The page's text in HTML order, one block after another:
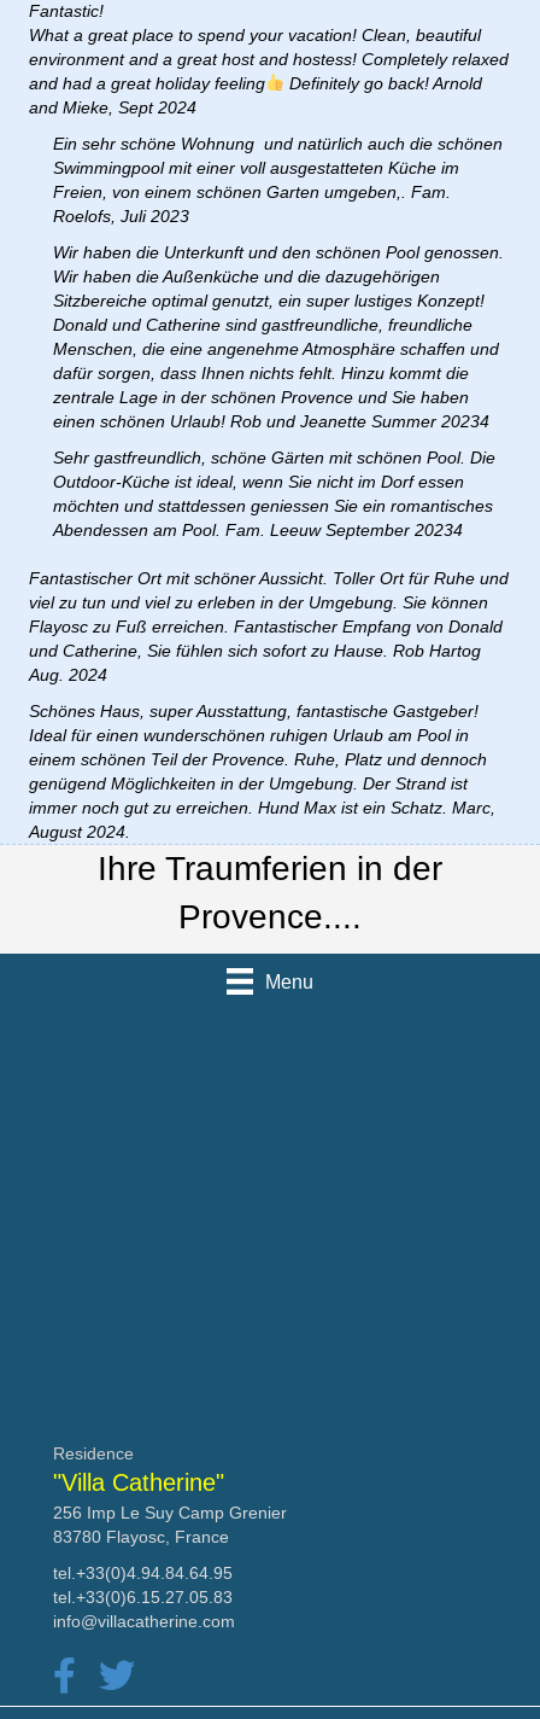
Fantastic!
What a great place to spend your vacation! Clean, beautiful
environment and a great host and hostess! Completely relaxed
and had a great holiday feeling
Definitely go back! Arnold
and Mieke, Sept 2024
Ein sehr schöne Wohnung und natürlich auch die schönen
Swimmingpool mit einer voll ausgestatteten Küche im
Freien, von einem schönen Garten umgeben,. Fam.
Roelofs, Juli 2023
Wir haben die Unterkunft und den schönen Pool genossen.
Wir haben die Außenküche und die dazugehörigen
Sitzbereiche optimal genutzt, ein super lustiges Konzept!
Donald und Catherine sind gastfreundliche, freundliche
Menschen, die eine angenehme Atmosphäre schaffen und
dafür sorgen, dass Ihnen nichts fehlt. Hinzu kommt die
zentrale Lage in der schönen Provence und Sie haben
einen schönen Urlaub! Rob und Jeanette Summer 20234
Sehr gastfreundlich, schöne Gärten mit schönen Pool. Die
Outdoor-Küche ist ideal, wenn Sie nicht im Dorf essen
möchten und stattdessen geniessen Sie ein romantisches
Abendessen am Pool. Fam. Leeuw September 20234
Fantastischer Ort mit schöner Aussicht. Toller Ort für Ruhe und
viel zu tun und viel zu erleben in der Umgebung. Sie können
Flayosc zu Fuß erreichen. Fantastischer Empfang von Donald
und Catherine, Sie fühlen sich sofort zu Hause. Rob Hartog
Aug. 2024
Schönes Haus, super Ausstattung, fantastische Gastgeber!
Ideal für einen wunderschönen ruhigen Urlaub am Pool in
einem schönen Teil der Provence. Ruhe, Platz und dennoch
genügend Möglichkeiten in der Umgebung. Der Strand ist
immer noch gut zu erreichen. Hund Max ist ein Schatz. Marc,
August 2024.
Ihre Traumferien in der
Provence....
Menu
Residence
"Villa Catherine"
256 Imp Le Suy Camp Grenier
83780 Flayosc, France
tel.+33(0)4.94.84.64.95
tel.+33(0)6.15.27.05.83
info@villacatherine.com